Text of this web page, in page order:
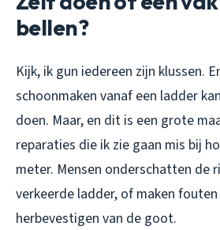
bellen?
Kijk, ik gun iedereen zijn klussen.
schoonmaken vanaf een ladder
doen. Maar, en dit is een grote
reparaties die ik zie gaan mis bij
meter. Mensen onderschatten de
verkeerde ladder, of maken
herbevestigen van de goot.